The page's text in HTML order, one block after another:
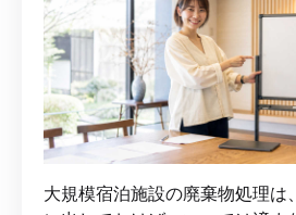
大規模宿泊施設の廃棄物処理は